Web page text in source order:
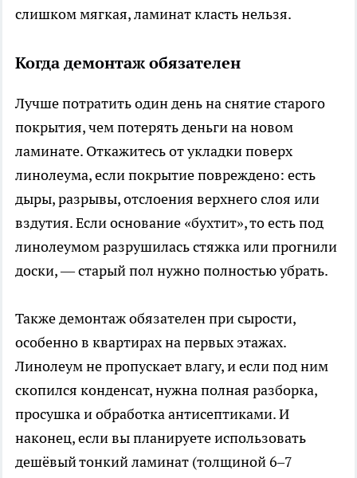
слишком мягкая, ламинат класть нельзя.
Когда демонтаж обязателен
Лучше потратить один день на снятие старого
покрытия, чем потерять деньги на новом
ламинате. Откажитесь от укладки поверх
линолеума, если покрытие повреждено: есть
дыры, разрывы, отслоения верхнего слоя или
вздутия. Если основание «бухтит», то есть под
линолеумом разрушилась стяжка или прогнили
доски, — старый пол нужно полностью убрать.
Также демонтаж обязателен при сырости,
особенно в квартирах на первых этажах.
Линолеум не пропускает влагу, и если под ним
скопился конденсат, нужна полная разборка,
просушка и обработка антисептиками. И
наконец, если вы планируете использовать
дешёвый тонкий ламинат (толщиной 6–7